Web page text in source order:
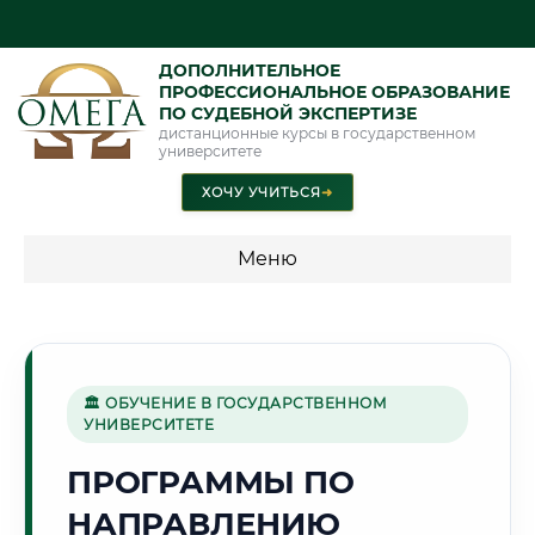
ДОПОЛНИТЕЛЬНОЕ
ПРОФЕССИОНАЛЬНОЕ ОБРАЗОВАНИЕ
ПО СУДЕБНОЙ ЭКСПЕРТИЗЕ
дистанционные курсы в государственном
университете
ХОЧУ УЧИТЬСЯ➜
Меню
специальности"
Стоимость по программам обучения "Судебная экспертиза"
Стоимость по программам обучения "Экспертиза"
🏛 ОБУЧЕНИЕ В ГОСУДАРСТВЕННОМ
УНИВЕРСИТЕТЕ
ПРОГРАММЫ ПО
НАПРАВЛЕНИЮ